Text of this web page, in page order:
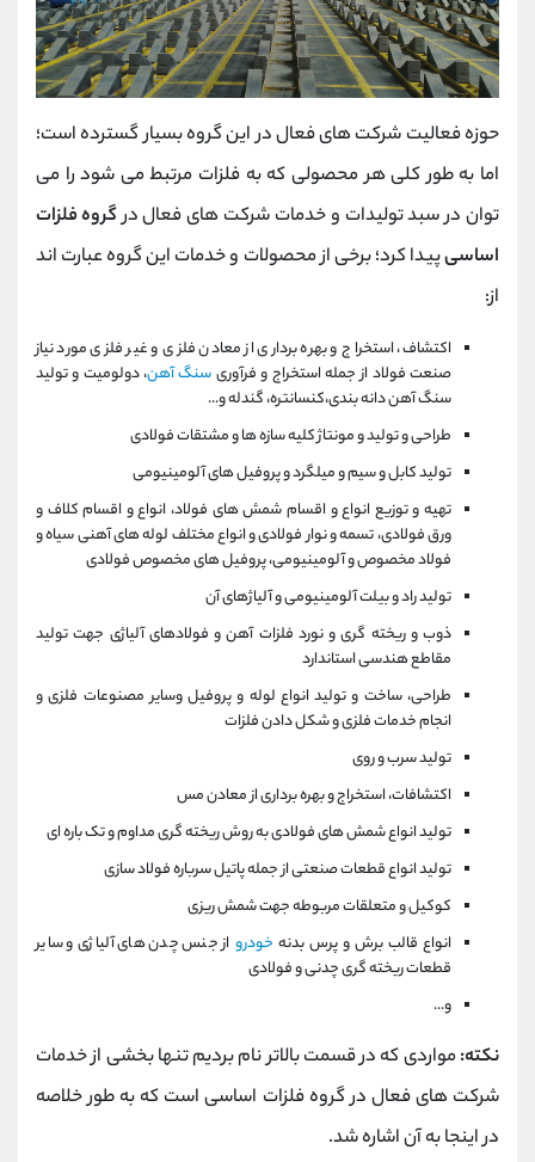
حوزه فعالیت شرکت های فعال در این گروه بسیار گسترده است؛
اما به طور کلی هر محصولی که به فلزات مرتبط می شود را می
توان در سبد تولیدات و خدمات شرکت های فعال درگروه فلزات
اساسیپیدا کرد؛ برخی از محصولات و خدمات این گروه عبارت اند
از:
اکتشاف، استخراج و بهره برداری از معادن فلزی و غیر فلزی مورد نیاز
صنعت فولاد از جمله استخراج و فرآوریسنگ آهن، دولومیت و تولید
سنگ آهن دانه بندی،کنسانتره، گندله و...
طراحی و تولید و مونتاژ کلیه سازه ها و مشتقات فولادی
تولید کابل و سیم و میلگرد و پروفیل های آلومینیومی
تهیه و توزیع انواع و اقسام شمش های فولاد، انواع و اقسام کلاف و
ورق فولادی، تسمه و نوار فولادی و انواع مختلف لوله های آهنی سیاه و
فولاد مخصوص و آلومینیومی، پروفیل های مخصوص فولادی
تولید راد و بیلت آلومینیومی و آلیاژهای آن
ذوب و ریخته گری و نورد فلزات آهن و فولادهای آلیاژی جهت تولید
مقاطع هندسی استاندارد
طراحی، ساخت و تولید انواع لوله و پروفیل وسایر مصنوعات فلزی و
انجام خدمات فلزی و شکل دادن فلزات
تولید سرب و روی
اکتشافات، استخراج و بهره برداری از معادن مس
تولید انواع شمش های فولادی به روش ریخته گری مداوم و تک باره ای
تولید انواع قطعات صنعتی از جمله پاتیل سرباره فولاد سازی
کوکیل و متعلقات مربوطه جهت شمش ریزی
انواع قالب برش و پرس بدنه خودرو از جنس چدن های آلیاژی و سایر
قطعات ریخته گری چدنی و فولادی
و...
نکته:مواردی که در قسمت بالاتر نام بردیم تنها بخشی از خدمات
شرکت های فعال در گروه فلزات اساسی است که به طور خلاصه
در اینجا به آن اشاره شد.